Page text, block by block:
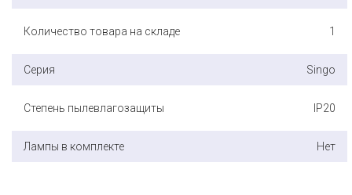
Количество товара на складе 1
Серия Singo
Степень пылевлагозащиты IP20
Лампы в комплекте Нет